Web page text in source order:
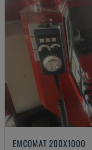
EMCOMAT 200X1000